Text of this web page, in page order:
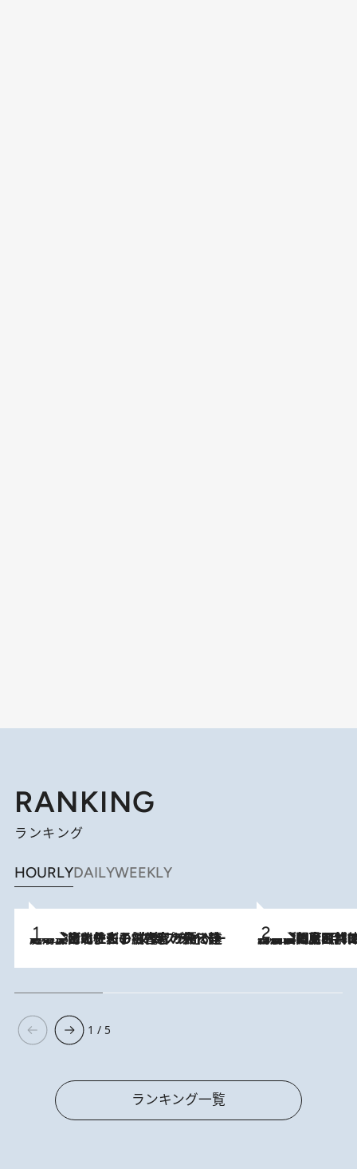
RANKING
ランキング
HOURLYDAILYWEEKLY
2026.8.3
《「文士の子ども被害者の会」発足！》阿川佐和子（72）が語る遠藤周作に北杜夫、劇作家・矢代静一の子どもたちの“文豪プライベート事件簿” 2026.8.8
「最後に見られてよかった」上野動物園の東園パンダ舎が解体前に特別公開。8月16日まで延長されたパネル展と共に辿る“半世紀”のパンダ飼育《解体工事の図面あり》
1 / 5
ランキング一覧